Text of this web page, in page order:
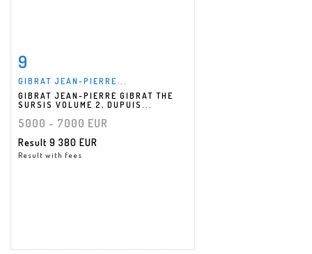
9
GIBRAT JEAN-PIERRE...
GIBRAT JEAN-PIERRE GIBRAT THE
SURSIS VOLUME 2, DUPUIS...
5000 - 7000 EUR
Result 9 380 EUR
Result with fees